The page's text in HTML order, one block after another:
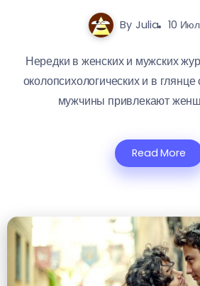
By Julia 10
Нередки в женских и мужских
околопсихологических и в глянце
мужчины привлекают
Read More